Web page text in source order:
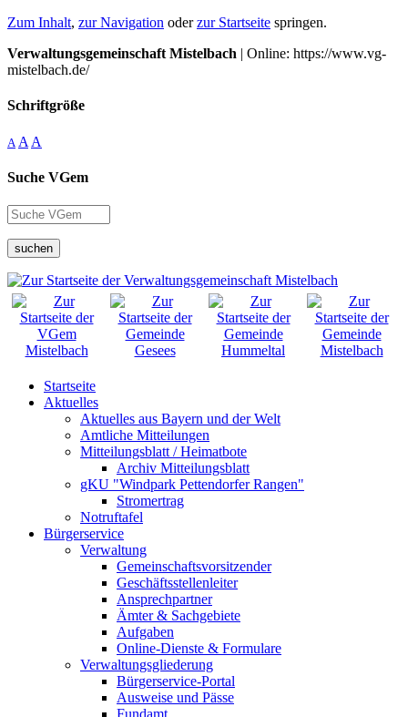
Zum Inhalt, zur Navigation oderzur Startseite springen.
Verwaltungsgemeinschaft Mistelbach | Online: https://www.vg-
mistelbach.de/
Schriftgröße
A A A
Suche VGem
suchen
Startseite
Aktuelles
Aktuelles aus Bayern und der Welt
Amtliche Mitteilungen
Mitteilungsblatt / Heimatbote
Archiv Mitteilungsblatt
gKU "Windpark Pettendorfer Rangen"
Stromertrag
Notruftafel
Bürgerservice
Verwaltung
Gemeinschaftsvorsitzender
Geschäftsstellenleiter
Ansprechpartner
Ämter & Sachgebiete
Aufgaben
Online-Dienste & Formulare
Verwaltungsgliederung
Bürgerservice-Portal
Ausweise und Pässe
Fundamt